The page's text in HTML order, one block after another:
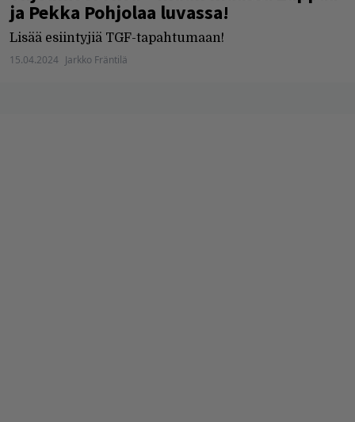
ja Pekka Pohjolaa luvassa!
Lisää esiintyjiä TGF-tapahtumaan!
15.04.2024 Jarkko Fräntilä